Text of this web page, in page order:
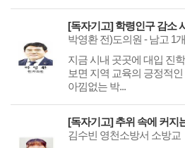
지금 시내 곳곳에 대입 진
보면 지역 교육의 긍정적
아낌없는 박...
김수빈 영천소방서 소방교